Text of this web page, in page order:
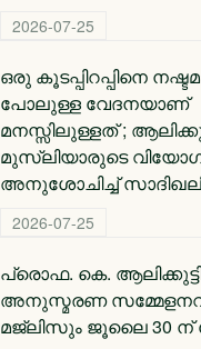
2026-07-25
ഒരു കൂടപ്പിറപ്പിനെ
പോലുള്ള വേദനയാണ്
മനസ്സിലുള്ളത് ;
മുസ്‌ലിയാരുടെ
അനുശോചിച്ച്
2026-07-25
പ്രൊഫ. കെ.
അനുസ്മരണ
മജ്ലിസും ജൂലൈ 30 ന്